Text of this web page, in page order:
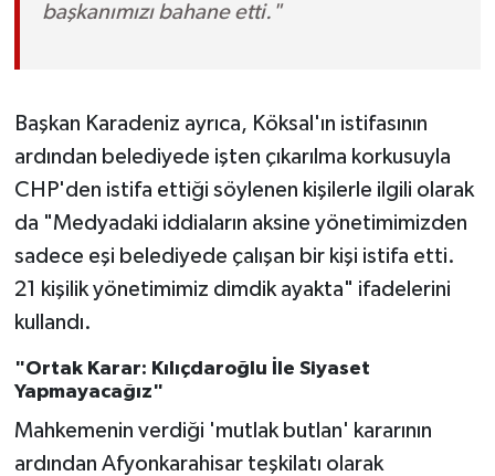
başkanımızı bahane etti."
Başkan Karadeniz ayrıca, Köksal'ın istifasının
ardından belediyede işten çıkarılma korkusuyla
CHP'den istifa ettiği söylenen kişilerle ilgili olarak
da "Medyadaki iddiaların aksine yönetimimizden
sadece eşi belediyede çalışan bir kişi istifa etti.
21 kişilik yönetimimiz dimdik ayakta" ifadelerini
kullandı.
"Ortak Karar: Kılıçdaroğlu İle Siyaset
Yapmayacağız"
Mahkemenin verdiği 'mutlak butlan' kararının
ardından Afyonkarahisar teşkilatı olarak